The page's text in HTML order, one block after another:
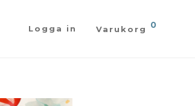
Logga in Varukorg 0